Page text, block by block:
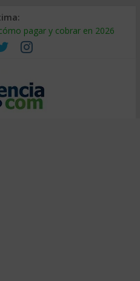
pagar y cobrar en 2026
qué sale tan caro
auditarla a tiempo
de suministro: qué hacer
cómo segmentarlo y venderle